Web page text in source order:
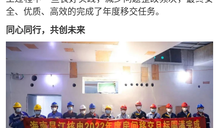
全、优质、高效的完成了年度移交任务。
同心同行，共创未来